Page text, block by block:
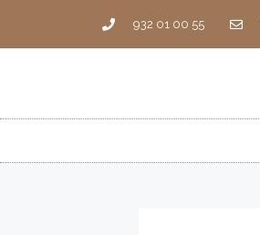
932 01 00 55